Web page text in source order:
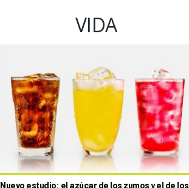
VIDA
Nuevo estudio: el azúcar de los zumos y el de los